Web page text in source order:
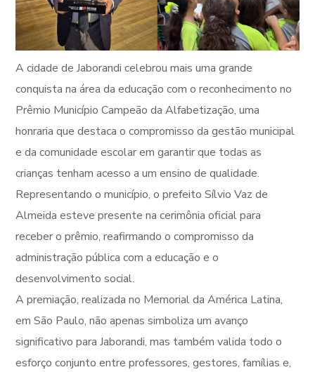
A cidade de Jaborandi celebrou mais uma grande
conquista na área da educação com o reconhecimento no
Prêmio Município Campeão da Alfabetização, uma
honraria que destaca o compromisso da gestão municipal
e da comunidade escolar em garantir que todas as
crianças tenham acesso a um ensino de qualidade.
Representando o município, o prefeito Sílvio Vaz de
Almeida esteve presente na cerimônia oficial para
receber o prêmio, reafirmando o compromisso da
administração pública com a educação e o
desenvolvimento social.
A premiação, realizada no Memorial da América Latina,
em São Paulo, não apenas simboliza um avanço
significativo para Jaborandi, mas também valida todo o
esforço conjunto entre professores, gestores, famílias e,